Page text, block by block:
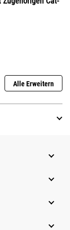
Alle Erweitern